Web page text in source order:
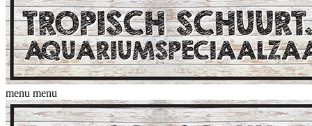
menu menu